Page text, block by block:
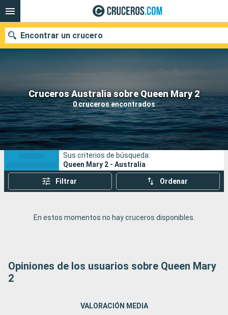
Cruceros Australia sobre Queen Mary 2
0 cruceros encontrados
Encontrar un crucero
Nuestros destinos
Fecha de salida
Puertos Compañías
Buscar
Sus criterios de búsqueda:
Queen Mary 2 - Australia
Filtrar Ordenar
En estos momentos no hay cruceros disponibles.
Opiniones de los usuarios sobre Queen Mary
2
VALORACIÓN MEDIA